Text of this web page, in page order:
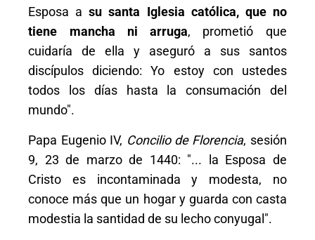
Esposa asu santa Iglesia católica, que no
tiene mancha ni arruga, prometió que
cuidaría de ella y aseguró a sus santos
discípulos diciendo: Yo estoy con ustedes
todos los días hasta la consumación del
mundo".
Papa Eugenio IV, Concilio de Florencia, sesión
9, 23 de marzo de 1440: "... la Esposa de
Cristo es incontaminada y modesta, no
conoce más que un hogar y guarda con casta
modestia la santidad de su lecho conyugal".